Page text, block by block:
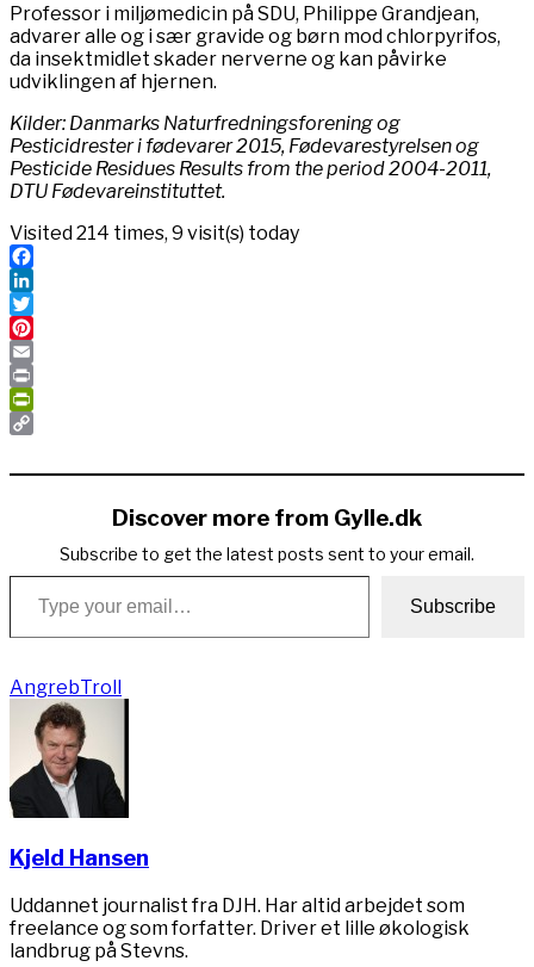
Professor i miljømedicin på SDU, Philippe Grandjean,
advarer alle og i sær gravide og børn mod chlorpyrifos,
da insektmidlet skader nerverne og kan påvirke
udviklingen af hjernen.
Kilder: Danmarks Naturfredningsforening og
Pesticidrester i fødevarer 2015, Fødevarestyrelsen og
Pesticide Residues Results from the period 2004-2011,
DTU Fødevareinstituttet.
Visited 214 times, 9 visit(s) today
Facebook
LinkedIn
Twitter
Pinterest
Email
Print
PrintFriendly
Link
Discover more from Gylle.dk
Subscribe to get the latest posts sent to your email.
Type your email…
Subscribe
AngrebTroll
Kjeld Hansen
Uddannet journalist fra DJH. Har altid arbejdet som
freelance og som forfatter. Driver et lille økologisk
landbrug på Stevns.